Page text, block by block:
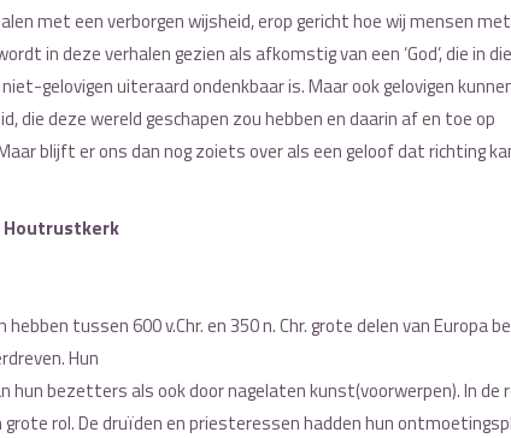
met een verborgen wijsheid, erop gericht hoe wij mensen
in deze verhalen gezien als afkomstig van een ‘God’, die in die
gelovigen uiteraard ondenkbaar is. Maar ook gelovigen
die deze wereld geschapen zou hebben en daarin af en toe op
blijft er ons dan nog zoiets over als een geloof dat richting
Houtrustkerk
tussen 600 v.Chr. en 350 n. Chr. grote delen van Europa
Hun
bezetters als ook door nagelaten kunst(voorwerpen). In de
rol. De druïden en priesteressen hadden hun